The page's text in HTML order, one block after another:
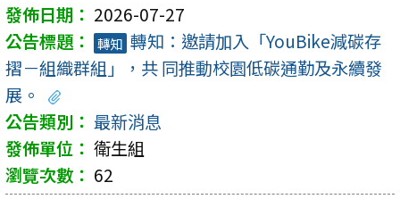
2026-07-27
轉知 轉知：邀請加入「YouBike減碳存
摺－組織群組」，共 同推動校園低碳通勤及永續發
展。
最新消息
衛生組
62